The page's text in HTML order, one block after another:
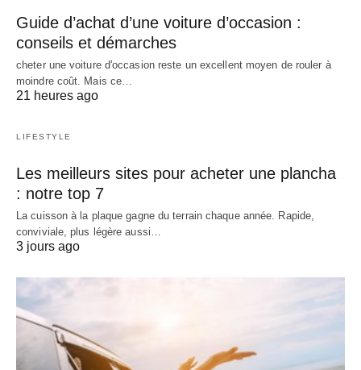
Guide d’achat d’une voiture d’occasion :
conseils et démarches
cheter une voiture d'occasion reste un excellent moyen de rouler à
moindre coût. Mais ce…
21 heures ago
LIFESTYLE
Les meilleurs sites pour acheter une plancha
: notre top 7
La cuisson à la plaque gagne du terrain chaque année. Rapide,
conviviale, plus légère aussi…
3 jours ago